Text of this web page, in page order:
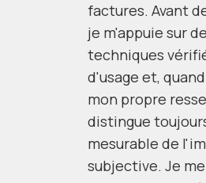
factures. Avant
je m'appuie sur
techniques
d'usage et,
mon propre
distingue
mesurable de
subjective. Je